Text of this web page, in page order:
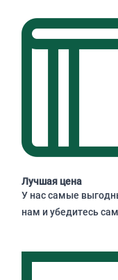
Лучшая цена
У нас самые
нам и убедитесь